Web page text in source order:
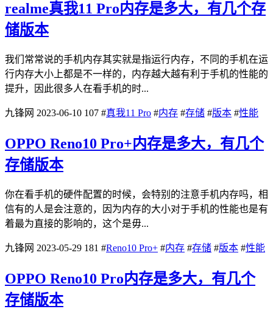
realme真我11 Pro内存是多大，有几个存
储版本
我们常常说的手机内存其实就是指运行内存，不同的手机在运
行内存大小上都是不一样的，内存越大越有利于手机的性能的
提升，因此很多人在看手机的时...
九锋网 2023-06-10 107 #真我11 Pro #内存 #存储 #版本 #性能
OPPO Reno10 Pro+内存是多大，有几个
存储版本
你在看手机的硬件配置的时候，会特别的注意手机内存吗，相
信有的人是会注意的，因为内存的大小对于手机的性能也是有
着最为直接的影响的，这个是毋...
九锋网 2023-05-29 181 #Reno10 Pro+ #内存 #存储 #版本 #性能
OPPO Reno10 Pro内存是多大，有几个
存储版本